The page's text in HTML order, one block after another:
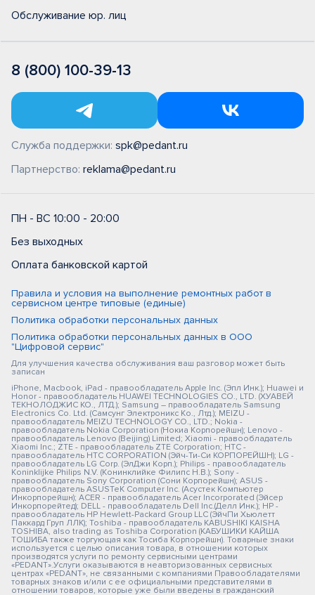
Обслуживание юр. лиц
8 (800) 100-39-13
Служба поддержки: spk@pedant.ru
Партнерство: reklama@pedant.ru
ПН - ВС 10:00 - 20:00
Без выходных
Оплата банковской картой
Правила и условия на выполнение ремонтных работ в
сервисном центре типовые (единые)
Политика обработки персональных данных
Политика обработки персональных данных в ООО
"Цифровой сервис"
Для улучшения качества обслуживания ваш разговор может быть
записан
iPhone, Macbook, iPad - правообладатель Apple Inc. (Эпл Инк.); Huawei и
Honor - правообладатель HUAWEI TECHNOLOGIES CO., LTD. (ХУАВЕЙ
ТЕКНОЛОДЖИС КО., ЛТД.); Samsung – правообладатель Samsung
Electronics Co. Ltd. (Самсунг Электроникс Ко., Лтд.); MEIZU -
правообладатель MEIZU TECHNOLOGY CO., LTD.; Nokia -
правообладатель Nokia Corporation (Нокиа Корпорейшн); Lenovo -
правообладатель Lenovo (Beijing) Limited; Xiaomi - правообладатель
Xiaomi Inc.; ZTE - правообладатель ZTE Corporation; HTC -
правообладатель HTC CORPORATION (Эйч-Ти-Си КОРПОРЕЙШН); LG -
правообладатель LG Corp. (ЭлДжи Корп.); Philips - правообладатель
Koninklijke Philips N.V. (Конинклийке Филипс Н.В.); Sony -
правообладатель Sony Corporation (Сони Корпорейшн); ASUS -
правообладатель ASUSTeK Computer Inc. (Асустек Компьютер
Инкорпорейшн); ACER - правообладатель Acer Incorporated (Эйсер
Инкорпорейтед); DELL - правообладатель Dell Inc.(Делл Инк.); HP -
правообладатель HP Hewlett-Packard Group LLC (ЭйчПи Хьюлетт
Паккард Груп ЛЛК); Toshiba - правообладатель KABUSHIKI KAISHA
TOSHIBA, also trading as Toshiba Corporation (КАБУШИКИ КАЙША
ТОШИБА также торгующая как Тосиба Корпорейшн). Товарные знаки
используется с целью описания товара, в отношении которых
производятся услуги по ремонту сервисными центрами
«PEDANT».Услуги оказываются в неавторизованных сервисных
центрах «PEDANT», не связанными с компаниями Правообладателями
товарных знаков и/или с ее официальными представителями в
отношении товаров, которые уже были введены в гражданский